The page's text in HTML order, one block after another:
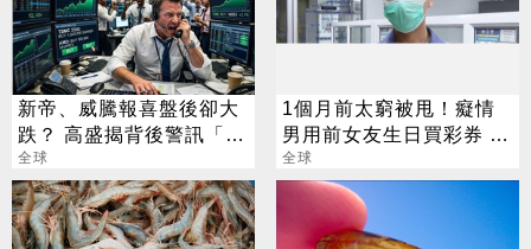
新帝、威騰報喜盤後卻大
跌？ 高盛揭背後警訊「恐
傷到美光」
全球
1個月前太窮被甩！癡情
男用前女友生日買彩券 爽
中500萬
全球